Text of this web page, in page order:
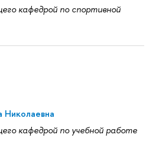
кафедрой по спортивной
Николаевна
кафедрой по учебной работе